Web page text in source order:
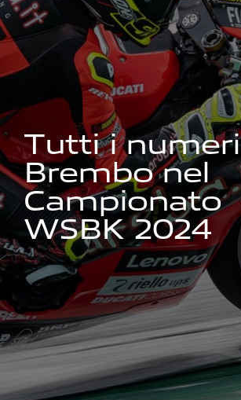
Tutti i numeri
Brembo nel
Campionato
WSBK 2024